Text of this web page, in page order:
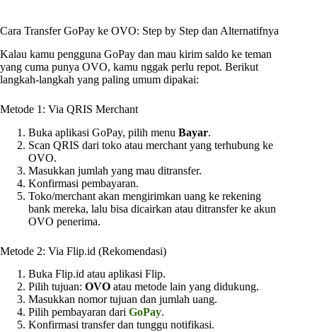
Cara Transfer GoPay ke OVO: Step by Step dan Alternatifnya
Kalau kamu pengguna GoPay dan mau kirim saldo ke teman
yang cuma punya OVO, kamu nggak perlu repot. Berikut
langkah-langkah yang paling umum dipakai:
Metode 1: Via QRIS Merchant
Buka aplikasi GoPay, pilih menu Bayar.
Scan QRIS dari toko atau merchant yang terhubung ke
OVO.
Masukkan jumlah yang mau ditransfer.
Konfirmasi pembayaran.
Toko/merchant akan mengirimkan uang ke rekening
bank mereka, lalu bisa dicairkan atau ditransfer ke akun
OVO penerima.
Metode 2: Via Flip.id (Rekomendasi)
Buka Flip.id atau aplikasi Flip.
Pilih tujuan: OVO atau metode lain yang didukung.
Masukkan nomor tujuan dan jumlah uang.
Pilih pembayaran dari GoPay.
Konfirmasi transfer dan tunggu notifikasi.